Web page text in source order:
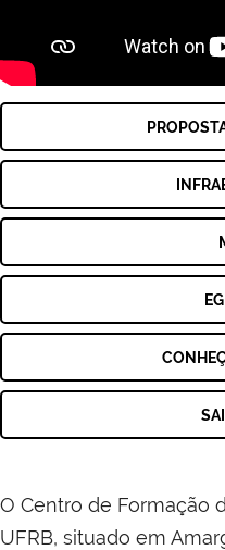
O Centro de Formação
UFRB, situado em